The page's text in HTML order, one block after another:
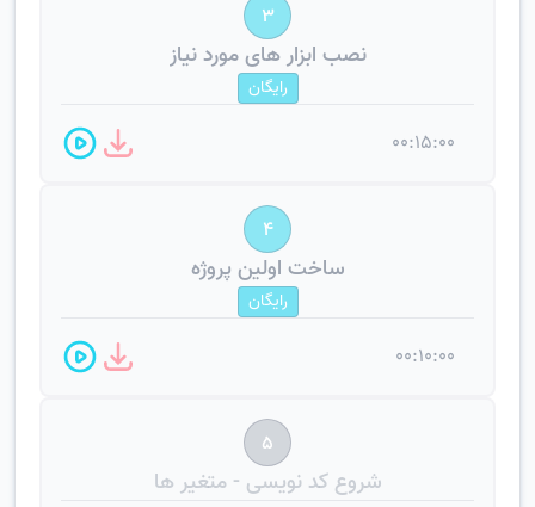
3
نصب ابزار های مورد نیاز
رایگان
00:15:00
4
ساخت اولین پروژه
رایگان
00:10:00
5
شروع کد نویسی - متغیر ها